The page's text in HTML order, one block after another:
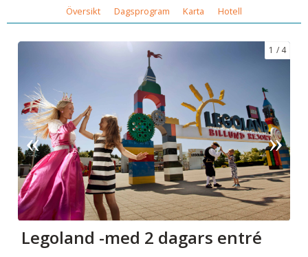
Översikt Dagsprogram Karta Hotell
1 4
Legoland -med 2 dagars entré